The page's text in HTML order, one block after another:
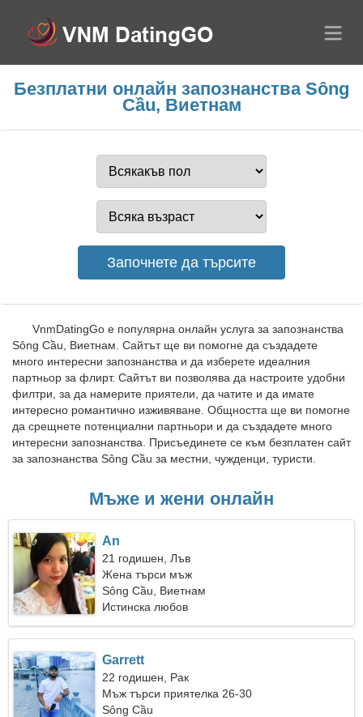
Безплатни онлайн запознанства Sông
Cầu, Виетнам
VnmDatingGo е популярна онлайн услуга за запознанства
Sông Cầu, Виетнам. Сайтът ще ви помогне да създадете
много интересни запознанства и да изберете идеалния
партньор за флирт. Сайтът ви позволява да настроите удобни
филтри, за да намерите приятели, да чатите и да имате
интересно романтично изживяване. Общността ще ви помогне
да срещнете потенциални партньори и да създадете много
интересни запознанства. Присъединете се към безплатен сайт
за запознанства Sông Cầu за местни, чужденци, туристи.
Мъже и жени онлайн
An
21 годишен, Лъв
Жена търси мъж
Sông Cầu, Виетнам
Истинска любов
Garrett
22 годишен, Рак
Мъж търси приятелка 26-30
Sông Cầu